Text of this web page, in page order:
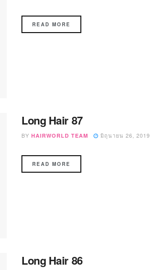
READ MORE
Long Hair 87
BY HAIRWORLD TEAM มิถุนายน 26, 2019
READ MORE
Long Hair 86